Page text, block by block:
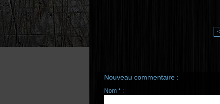
<
Nouveau commentaire :
Nom * :